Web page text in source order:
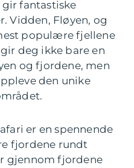
fantastiske
Vidden, Fløyen, og
populære fjellene
deg ikke bare en
og fjordene, men
den unike
er en spennende
fjordene rundt
gjennom fjordene